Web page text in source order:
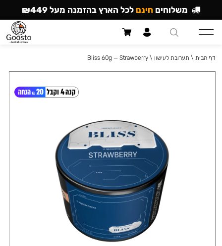
דף הבית \ תערובת לעישון \
Bliss 60g — Strawberry
משלוחים חינם לכל הארץ בהזמנה מעל ₪449